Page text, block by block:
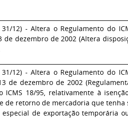
12) - Altera o Regulamento do
de dezembro de 2002 (Altera
12) - Altera o Regulamento do
de dezembro de 2002
ICMS 18/95, relativamente à
de retorno de mercadoria que tenha
de exportação temporária